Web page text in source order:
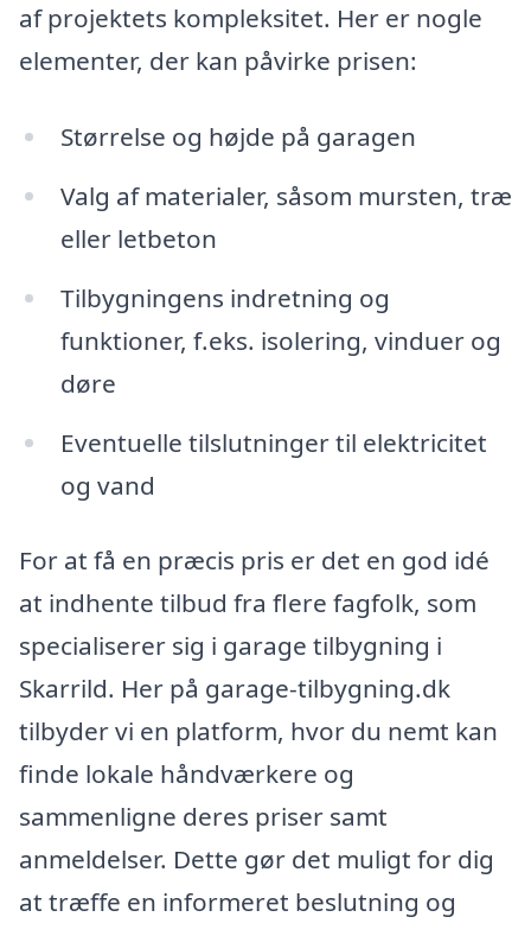
af projektets kompleksitet. Her er nogle
elementer, der kan påvirke prisen:
Størrelse og højde på garagen
Valg af materialer, såsom mursten, træ
eller letbeton
Tilbygningens indretning og
funktioner, f.eks. isolering, vinduer og
døre
Eventuelle tilslutninger til elektricitet
og vand
For at få en præcis pris er det en god idé
at indhente tilbud fra flere fagfolk, som
specialiserer sig i garage tilbygning i
Skarrild. Her på garage-tilbygning.dk
tilbyder vi en platform, hvor du nemt kan
finde lokale håndværkere og
sammenligne deres priser samt
anmeldelser. Dette gør det muligt for dig
at træffe en informeret beslutning og